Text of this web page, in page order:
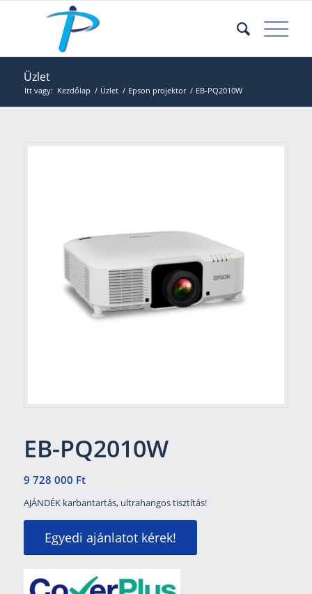
Üzlet
Itt vagy: Kezdőlap / Üzlet / Epson projektor / EB-PQ2010W
EB-PQ2010W
9 728 000 Ft
AJÁNDÉK karbantartás, ultrahangos tisztítás!
Egyedi ajánlatot kérek!